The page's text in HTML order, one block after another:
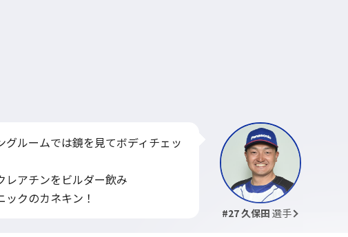
グルームでは鏡を見てボディチェッ
レアチンをビルダー飲み
クのカネキン！
#27 久保田 選手